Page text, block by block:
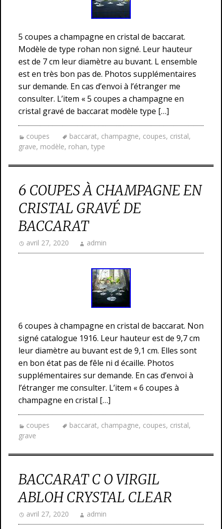
5 coupes a champagne en cristal de baccarat.
Modèle de type rohan non signé. Leur hauteur
est de 7 cm leur diamètre au buvant. L ensemble
est en très bon pas de. Photos supplémentaires
sur demande. En cas d’envoi à l’étranger me
consulter. L’item « 5 coupes a champagne en
cristal gravé de baccarat modèle type […]
coupes baccarat, champagne, coupes, cristal,
grave, modèle, rohan, type
6 COUPES À CHAMPAGNE EN
CRISTAL GRAVÉ DE
BACCARAT
avril 27, 2020 admin
6 coupes à champagne en cristal de baccarat. Non
signé catalogue 1916. Leur hauteur est de 9,7 cm
leur diamètre au buvant est de 9,1 cm. Elles sont
en bon état pas de fêle ni d écaille. Photos
supplémentaires sur demande. En cas d’envoi à
l’étranger me consulter. L’item « 6 coupes à
champagne en cristal […]
coupes baccarat, champagne, coupes, cristal,
grave
BACCARAT C O VIRGIL
ABLOH CRYSTAL CLEAR
avril 27, 2020 admin